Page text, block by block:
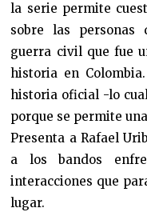
la serie permite
sobre las personas
guerra civil que fue
historia en
historia oficial -lo
porque se permite
Presenta a Rafael
a los bandos
interacciones que
lugar.